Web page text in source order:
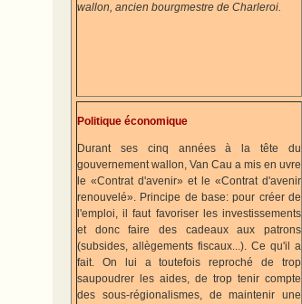
wallon, ancien bourgmestre de Charleroi.
Politique économique
Durant ses cinq années à la tête du
gouvernement wallon, Van Cau a mis en uvre
le «Contrat d'avenir» et le «Contrat d'avenir
renouvelé». Principe de base: pour créer de
l'emploi, il faut favoriser les investissements
et donc faire des cadeaux aux patrons
(subsides, allègements fiscaux...). Ce qu'il a
fait. On lui a toutefois reproché de trop
saupoudrer les aides, de trop tenir compte
des sous-régionalismes, de maintenir une